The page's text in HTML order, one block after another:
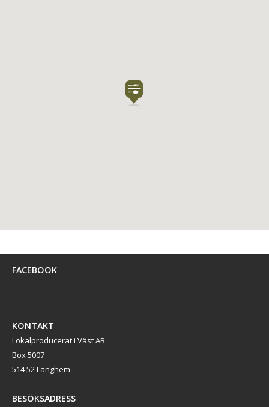
FACEBOOK
KONTAKT
Lokalproducerat i Väst AB
Box 5007
514 52 Länghem
BESÖKSADRESS